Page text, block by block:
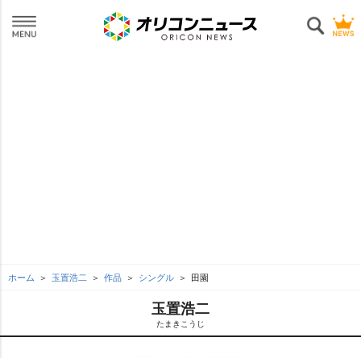
ホーム 玉置浩二 作品 シングル 田園
玉置浩二
たまきこうじ